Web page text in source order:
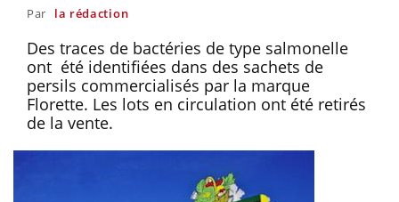
Par la rédaction
Des traces de bactéries de type salmonelle
ont été identifiées dans des sachets de
persils commercialisés par la marque
Florette. Les lots en circulation ont été retirés
de la vente.